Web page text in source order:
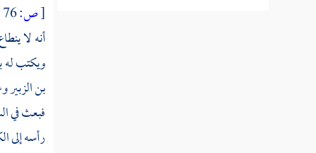
[ص:76 ]
أنه لا
ويكتب له
بن الزبير
فبعث في
رأسه إلى